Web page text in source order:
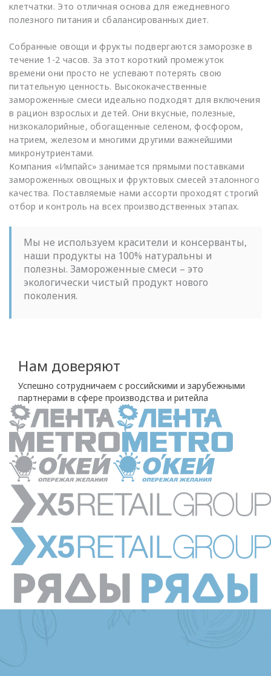
клетчатки. Это отличная основа для ежедневного
полезного питания и сбалансированных диет.
Собранные овощи и фрукты подвергаются заморозке в
течение 1-2 часов. За этот короткий промежуток
времени они просто не успевают потерять свою
питательную ценность. Высококачественные
замороженные смеси идеально подходят для включения
в рацион взрослых и детей. Они вкусные, полезные,
низкокалорийные, обогащенные селеном, фосфором,
натрием, железом и многими другими важнейшими
микронутриентами.
Компания «Импайс» занимается прямыми поставками
замороженных овощных и фруктовых смесей эталонного
качества. Поставляемые нами ассорти проходят строгий
отбор и контроль на всех производственных этапах.
Мы не используем красители и консерванты,
наши продукты на 100% натуральны и
полезны. Замороженные смеси – это
экологически чистый продукт нового
поколения.
Нам доверяют
Успешно сотрудничаем с российскими и зарубежными
партнерами в сфере производства и ритейла